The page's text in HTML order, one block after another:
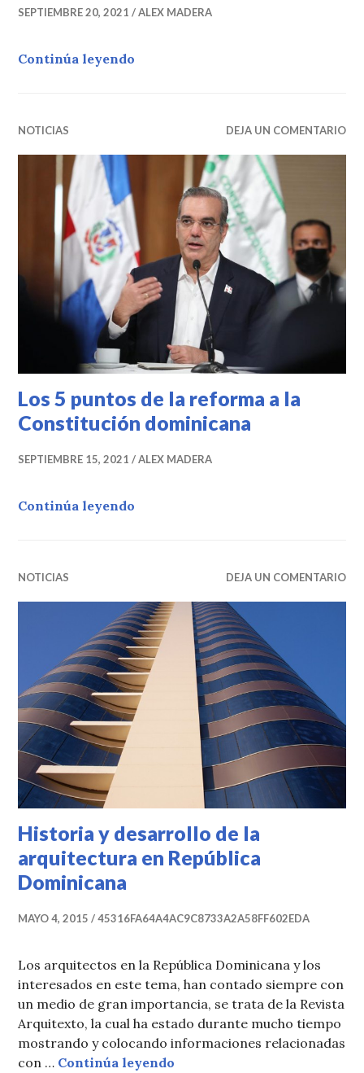
SEPTIEMBRE 20, 2021 ALEX MADERA
Continúa leyendo
NOTICIAS DEJA UN COMENTARIO
Los 5 puntos de la reforma a la
Constitución dominicana
SEPTIEMBRE 15, 2021 ALEX MADERA
Continúa leyendo
NOTICIAS DEJA UN COMENTARIO
Historia y desarrollo de la
arquitectura en República
Dominicana
MAYO 4, 2015 45316FA64A4AC9C8733A2A58FF602EDA
Los arquitectos en la República Dominicana y los
interesados en este tema, han contado siempre con
un medio de gran importancia, se trata de la Revista
Arquitexto, la cual ha estado durante mucho tiempo
mostrando y colocando informaciones relacionadas
con … Continúa leyendo